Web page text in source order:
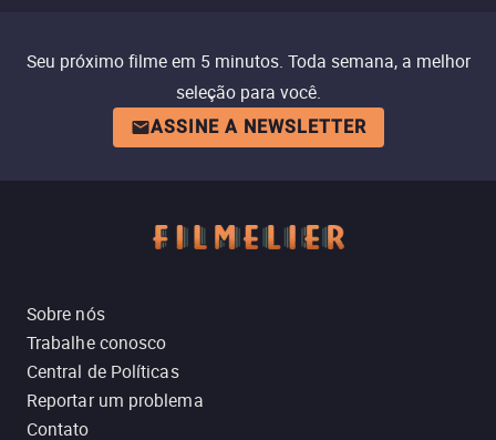
Seu próximo filme em 5 minutos. Toda semana, a melhor
seleção para você.
ASSINE A NEWSLETTER
Sobre nós
Trabalhe conosco
Central de Políticas
Reportar um problema
Contato